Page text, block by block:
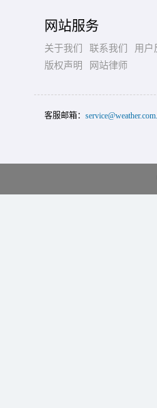
网站服务
关于我们 联系我们
用户
版权声明
网站律师
客服邮箱：